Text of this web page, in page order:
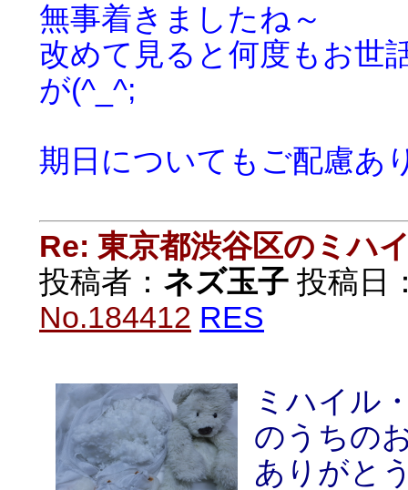
無事着きましたね～
改めて見ると何度もお世
が(^_^;
期日についてもご配慮あ
Re: 東京都渋谷区のミハ
投稿者： ネズ玉子 投稿日
No.184412 RES
ミハイル
のうちの
ありがと